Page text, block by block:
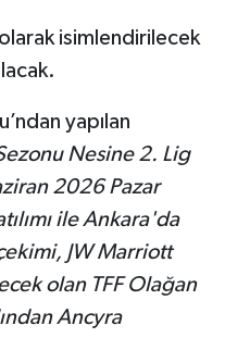
isimlendirilecek
yapılan
Nesine 2. Lig
2026 Pazar
ile Ankara'da
JW Marriott
olan TFF Olağan
Ancyra